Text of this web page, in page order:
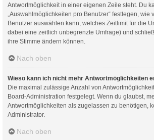
Antwortmöglichkeit in einer eigenen Zeile steht. Du
„Auswahlmöglichkeiten pro Benutzer“ festlegen, wie
Benutzer auswählen kann, welches Zeitlimit für die
dabei eine zeitlich unbegrenzte Umfrage) und
ihre Stimme ändern können.
Nach oben
Wieso kann ich nicht mehr Antwortmöglichkeiten
Die maximal zulässige Anzahl von
Board-Administration festgelegt. Wenn du glaubst,
Antwortmöglichkeiten als zugelassen zu benötigen,
Administrator.
Nach oben